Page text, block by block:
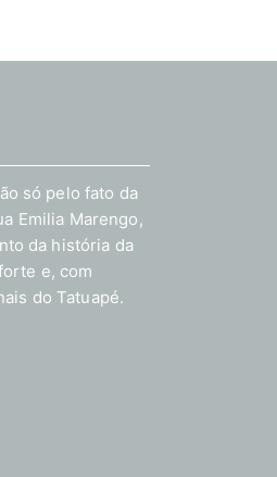
só pelo fato da
Emilia Marengo,
da história da
e, com
do Tatuapé.